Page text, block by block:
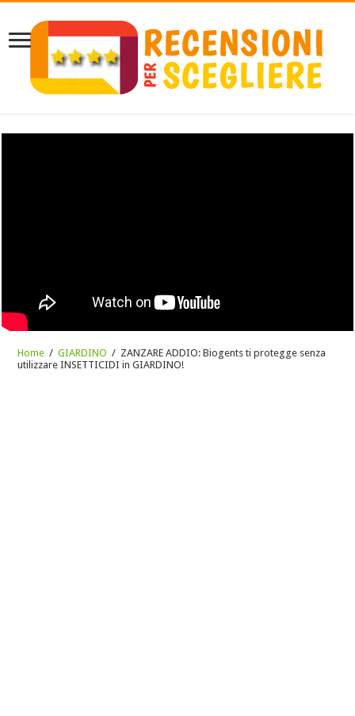
Home / GIARDINO / ZANZARE ADDIO: Biogents ti protegge senza
utilizzare INSETTICIDI in GIARDINO!